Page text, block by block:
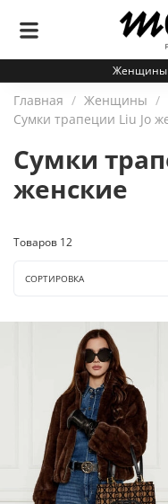
Женщины
Главная Женщины
Сумки трапеции Liu Jo
Сумки
женские
Товаров 12
СОРТИРОВКА